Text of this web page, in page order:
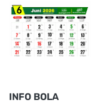
INFO BOLA